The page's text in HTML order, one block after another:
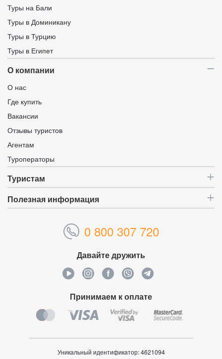
Туры на Бали
Туры в Доминикану
Туры в Турцию
Туры в Египет
О компании
О нас
Где купить
Вакансии
Отзывы туристов
Агентам
Туроператоры
Туристам
Полезная информация
0 800 307 720
Давайте дружить
Принимаем к оплате
Уникальный идентификатор:4621094